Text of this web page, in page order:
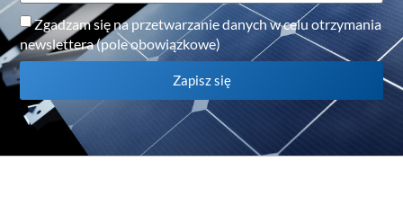
Zgadzam się na przetwarzanie danych w celu otrzymania
newslettera (pole obowiązkowe)
Zapisz się